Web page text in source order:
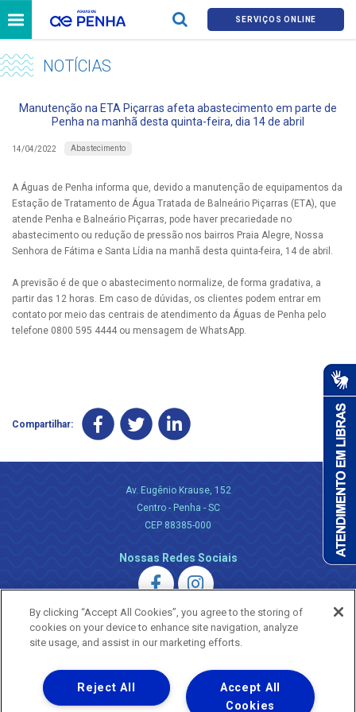
SERVIÇOS ONLINE
NOTÍCIAS
Manutenção na ETA Piçarras afeta abastecimento em parte de
Penha na manhã desta quinta-feira, dia 14 de abril
14/04/2022 Abastecimento
A Águas de Penha informa que, devido a manutenção de equipamentos da
Estação de Tratamento de Água Tratada de Balneário Piçarras (ETA), que
atende Penha e Balneário Piçarras, pode haver precariedade no
abastecimento ou redução de pressão nos bairros Praia Alegre, Nossa
Senhora de Fátima e Santa Lídia na manhã desta quinta-feira, 14 de abril.
A previsão é de que o abastecimento normalize, de forma gradativa, a
partir das 12 horas. Em caso de dúvidas, os clientes podem entrar em
contato por meio das centrais de atendimento da Águas de Penha pelo
telefone 0800 595 4444 ou mensagem de WhatsApp.
Compartilhar:
Av. Eugênio Krause, 152
Centro - Penha - SC
CEP 88385-000
Nossas Redes Sociais
Uma empresa
Copyright ® 2026 - Todos os Direitos Reservados.
Nossa natureza movimenta a vida
By clicking “Accept All Cookies”, you agree to the storing of
cookies on your device to enhance site navigation, analyze
site usage, and assist in our marketing efforts.
Accept All
Cookies
Reject All